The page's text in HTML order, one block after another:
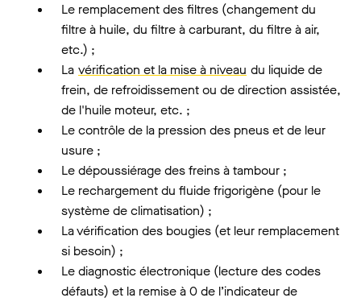
Le remplacement des filtres (changement du
filtre à huile, du filtre à carburant, du filtre à air,
etc.) ;
La vérification et la mise à niveau du liquide de
frein, de refroidissement ou de direction assistée,
de l'huile moteur, etc. ;
Le contrôle de la pression des pneus et de leur
usure ;
Le dépoussiérage des freins à tambour ;
Le rechargement du fluide frigorigène (pour le
système de climatisation) ;
La vérification des bougies (et leur remplacement
si besoin) ;
Le diagnostic électronique (lecture des codes
défauts) et la remise à 0 de l’indicateur de